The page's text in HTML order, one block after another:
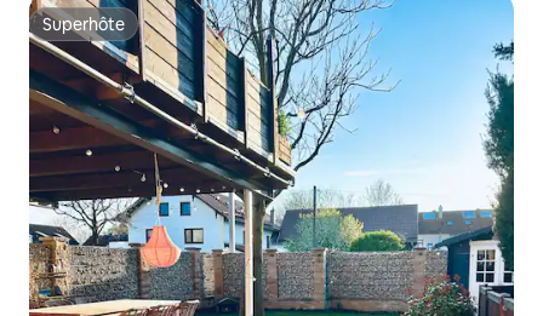
Superhôte
Superhôte